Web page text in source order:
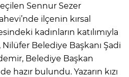
Sennur Sezer
ilçenin kırsal
kadınların katılımıyla
Belediye Başkanı Şadi
Belediye Başkan
hazır bulundu. Yazarın kızı